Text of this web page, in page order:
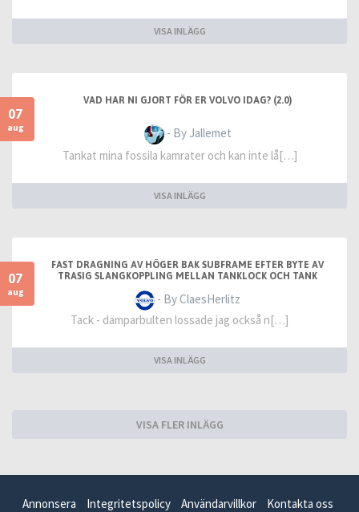
VISA INLÄGG
07
aug
VAD HAR NI GJORT FÖR ER VOLVO IDAG? (2.0)
- By Jallemet
Tankat mina fossila kamrater och kan inte lå[…]
VISA INLÄGG
07
aug
FAST DRAGNING AV HÖGER BAK SUBFRAME EFTER BYTE AV
TRASIG SLANGKOPPLING MELLAN TANKLOCK OCH TANK
- By ClaesHerlitz
Tack - dämparbulten lossade jag också n[…]
VISA INLÄGG
VISA FLER INLÄGG
Annonsera Integritetspolicy Användarvillkor Kontakta oss